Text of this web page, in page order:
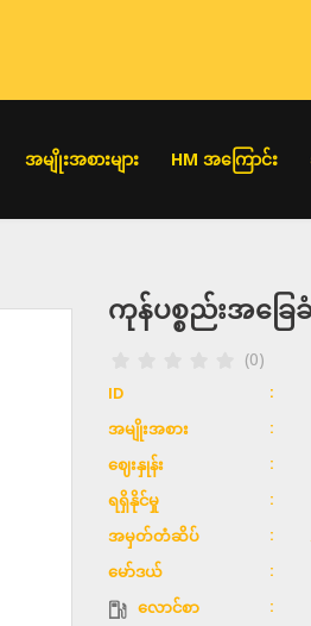
အမျိုးအစားများ HM အကြောင်း
ကုန်ပစ္စည်းအခ
(0)
ID
အမျိုးအစား
ဈေးနှုန်း
ရရှိနိုင်မှု
အမှတ်တံဆိပ်
မော်ဒယ်
လောင်စာ